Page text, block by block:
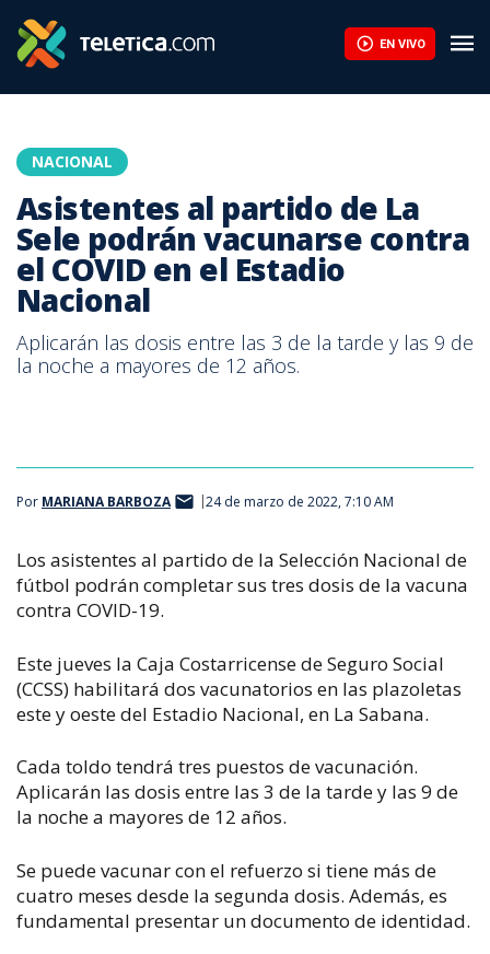
EN VIVO
NACIONAL
Asistentes al partido de La
Sele podrán vacunarse contra
el COVID en el Estadio
Nacional
Aplicarán las dosis entre las 3 de la tarde y las 9 de
la noche a mayores de 12 años.
Por MARIANA BARBOZA 24 de marzo de 2022, 7:10 AM
Los asistentes al partido de la Selección Nacional de
fútbol podrán completar sus tres dosis de la vacuna
contra COVID-19.
Este jueves la Caja Costarricense de Seguro Social
(CCSS) habilitará dos vacunatorios en las plazoletas
este y oeste del Estadio Nacional, en La Sabana.
Cada toldo tendrá tres puestos de vacunación.
Aplicarán las dosis entre las 3 de la tarde y las 9 de
la noche a mayores de 12 años.
Se puede vacunar con el refuerzo si tiene más de
cuatro meses desde la segunda dosis. Además, es
fundamental presentar un documento de identidad.